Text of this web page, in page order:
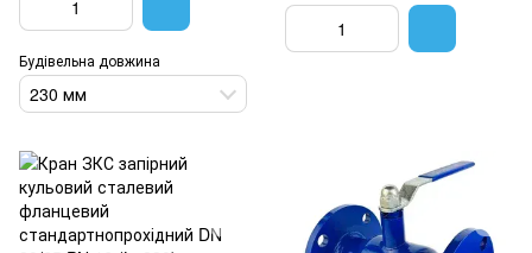
Будівельна довжина
230 мм